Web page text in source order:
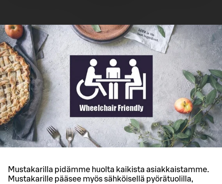
Mustakarilla pidämme huolta kaikista asiakkaistamme.
Mustakarille pääsee myös sähköisellä pyörätuolilla,